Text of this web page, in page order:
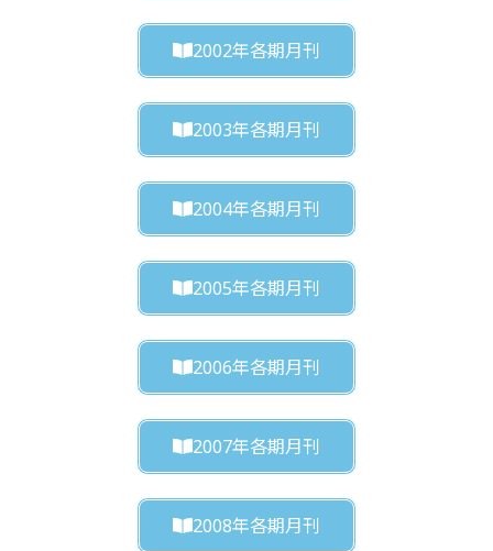
2002年各期月刊
2003年各期月刊
2004年各期月刊
2005年各期月刊
2006年各期月刊
2007年各期月刊
2008年各期月刊